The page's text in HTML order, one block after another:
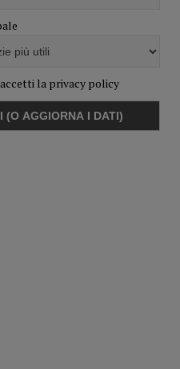
la privacy policy